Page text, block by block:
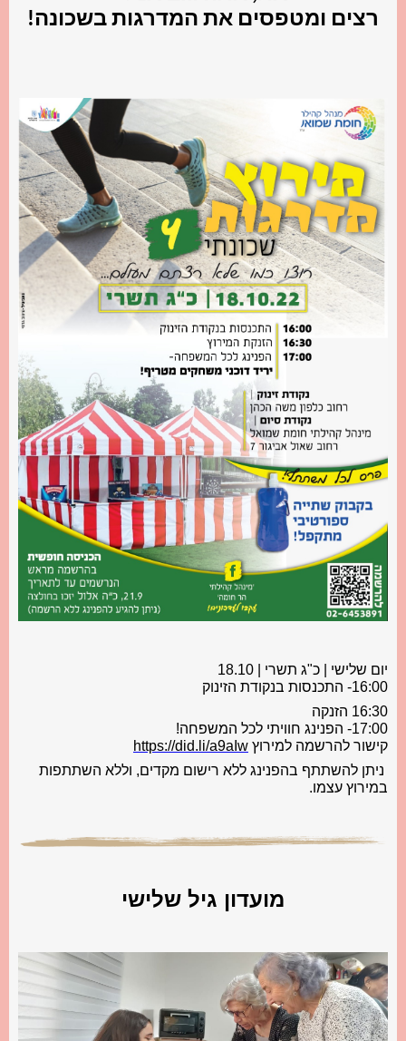
רצים ומטפסים את המדרגות בשכונה!
יום שלישי | כ"ג תשרי | 18.10
16:00- התכנסות בנקודת הזינוק
16:30 הזנקה
17:00- הפנינג חוויתי לכל המשפחה! ‍
קישור להרשמה למירוץ https://did.li/a9aIw
ניתן להשתתף בהפנינג ללא רישום מקדים, וללא השתתפות
במירוץ עצמו.
מועדון גיל שלישי